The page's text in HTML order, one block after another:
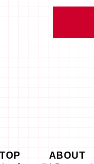
TOP ABOUT